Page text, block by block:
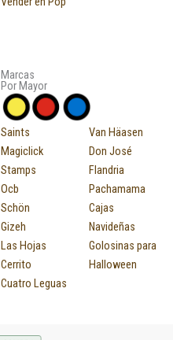
Marcas
Por Mayor
Saints
Magiclick
Stamps
Ocb
Schön
Gizeh
Las Hojas
Cerrito
Cuatro Leguas
Van Häasen
Don José
Flandria
Pachamama
Cajas
Navideñas
Golosinas para
Halloween